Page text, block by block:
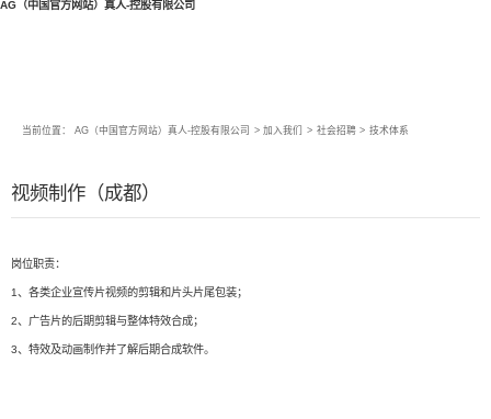
AG（中国官方网站）真人-控股有限公司
当前位置： AG（中国官方网站）真人-控股有限公司 > 加入我们 > 社会招聘 > 技术体系
视频制作（成都）
岗位职责：
1、各类企业宣传片视频的剪辑和片头片尾包装；
2、广告片的后期剪辑与整体特效合成；
3、特效及动画制作并了解后期合成软件。